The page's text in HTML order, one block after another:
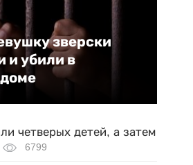
зверски
и убили в
четверых детей, а затем
6799